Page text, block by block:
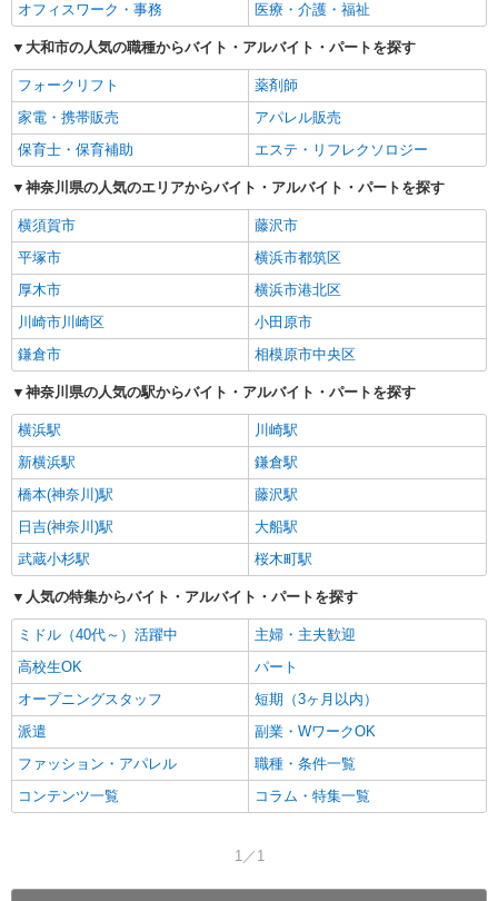
オフィスワーク・事務
医療・介護・福祉
大和市の人気の職種からバイト・アルバイト・パートを探す
フォークリフト
薬剤師
家電・携帯販売
アパレル販売
保育士・保育補助
エステ・リフレクソロジー
神奈川県の人気のエリアからバイト・アルバイト・パートを探す
横須賀市
藤沢市
平塚市
横浜市都筑区
厚木市
横浜市港北区
川崎市川崎区
小田原市
鎌倉市
相模原市中央区
神奈川県の人気の駅からバイト・アルバイト・パートを探す
横浜駅
川崎駅
新横浜駅
鎌倉駅
橋本(神奈川)駅
藤沢駅
日吉(神奈川)駅
大船駅
武蔵小杉駅
桜木町駅
人気の特集からバイト・アルバイト・パートを探す
ミドル（40代～）活躍中
主婦・主夫歓迎
高校生OK
パート
オープニングスタッフ
短期（3ヶ月以内）
派遣
副業・WワークOK
ファッション・アパレル
職種・条件一覧
コンテンツ一覧
コラム・特集一覧
1／1